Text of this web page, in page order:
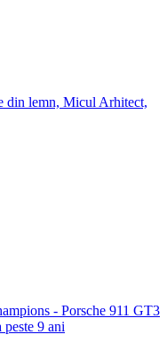
din lemn, Micul Arhitect,
- Porsche 911 GT3
9 ani